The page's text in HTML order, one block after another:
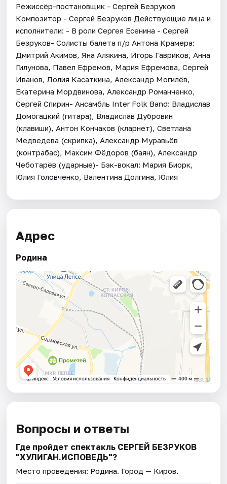
Режиссёр-постановщик - Сергей Безруков
Композитор - Сергей Безруков Действующие лица и
исполнители: - В роли Сергея Есенина - Сергей
Безруков- Солисты балета п/р Антона Крамера:
Дмитрий Акимов, Яна Алякина, Игорь Гавриков, Анна
Гилунова, Павел Ефремов, Мария Ефремова, Сергей
Иванов, Лолия Касаткина, Александр Могилёв,
Екатерина Мордвинова, Александр Романченко,
Сергей Спирин- Ансамбль Inter Folk Band: Владислав
Домогацкий (гитара), Владислав Дубровин
(клавиши), Антон Кончаков (кларнет), Светлана
Медведева (скрипка), Александр Муравьёв
(контрабас), Максим Фёдоров (баян), Александр
Чеботарёв (ударные)- Бэк-вокал: Мария Биорк,
Юлия Головченко, Валентина Долгина, Юлия
Адрес
Родина
Вопросы и ответы
Где пройдет спектакль СЕРГЕЙ БЕЗРУКОВ
"ХУЛИГАН.ИСПОВЕДЬ"?
Место проведения: Родина. Город — Киров.